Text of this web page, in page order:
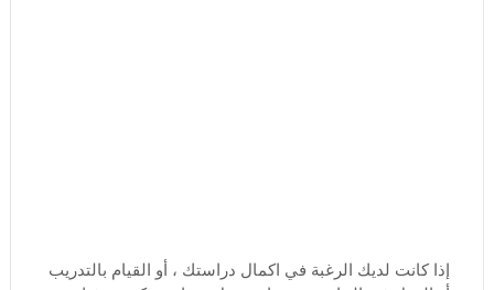
إذا كانت لديك الرغبة في اكمال دراستك ، أو القيام بالتدريب